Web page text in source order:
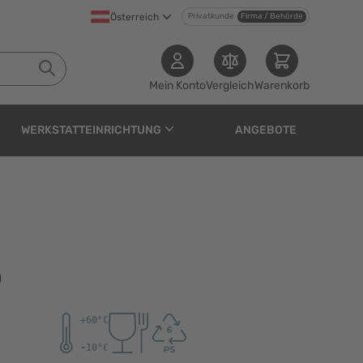
Österreich Privatkunde Firma / Behörde
Mein KontoVergleichWarenkorb
WERKSTATTEINRICHTUNG ANGEBOTE